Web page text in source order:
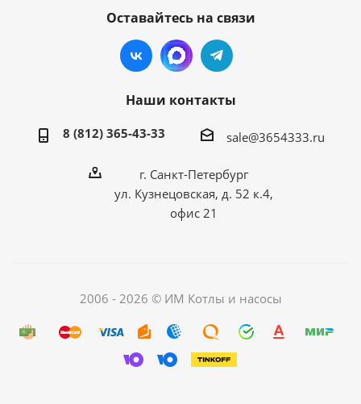
Оставайтесь на связи
Наши контакты
8 (812) 365-43-33 sale@3654333.ru
г. Санкт-Петербург
ул. Кузнецовская, д. 52 к.4,
офис 21
2006 - 2026 © ИМ Котлы и насосы